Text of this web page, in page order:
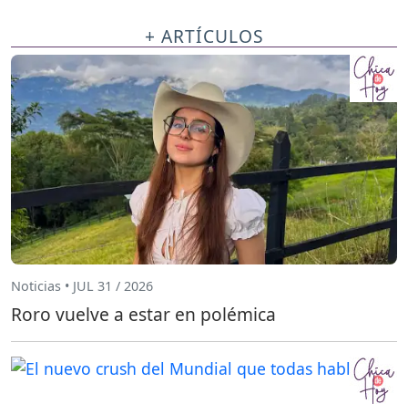
+ ARTÍCULOS
Noticias • JUL 31 / 2026
Roro vuelve a estar en polémica